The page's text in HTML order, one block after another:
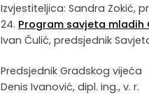
Izvjestiteljica: Sandra Zokić,
24. Program savjeta mladih
Ivan Čulić, predsjednik
Predsjednik Gradskog vijeća
Denis Ivanović, dipl. ing., v. r.